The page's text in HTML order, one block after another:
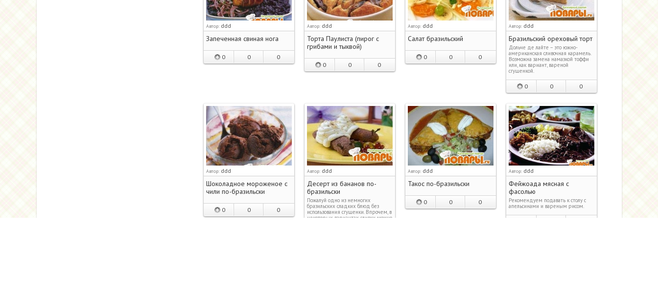
Автор: ddd
Запеченная свиная нога
0 0 0
Автор: ddd
Торта Паулиста (пирог с
грибами и тыквой)
0 0 0
Автор: ddd
Салат бразильский
0 0 0
Автор: ddd
Бразильский ореховый торт
Дольче де лайте – это южно-
американская сливочная карамель.
Возможна замена намазкой тоффи
или, как вариант, вареной
сгущенкой.
0 0 0
Автор: ddd
Шоколадное мороженое с
чили по-бразильски
0 0 0
Автор: ddd
Десерт из бананов по-
бразильски
Пожалуй одно из немногих
бразильских сладких блюд без
использования сгущенки. Впрочем, в
некоторых вариантах сливки можно
Автор: ddd
Такос по-бразильски
0 0 0
Автор: ddd
Фейжоада мясная с
фасолью
Рекомендуем подавать к столу с
апельсинами и вареным рисом.